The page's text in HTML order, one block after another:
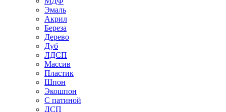
Эмаль
Акрил
Береза
Дерево
Дуб
ЛДСП
Массив
Пластик
Шпон
Экошпон
С патиной
ДСП